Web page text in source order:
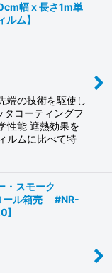
幅 x 長さ1m単
ム】
端の技術を駆使し
タコーティングフ
性能 遮熱効果を
ルムに比べて特
・スモーク
ル箱売 #NR-
]